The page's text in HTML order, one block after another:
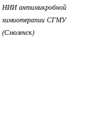
НИИ антимикробной
химиотерапии СГМУ
(Смоленск)